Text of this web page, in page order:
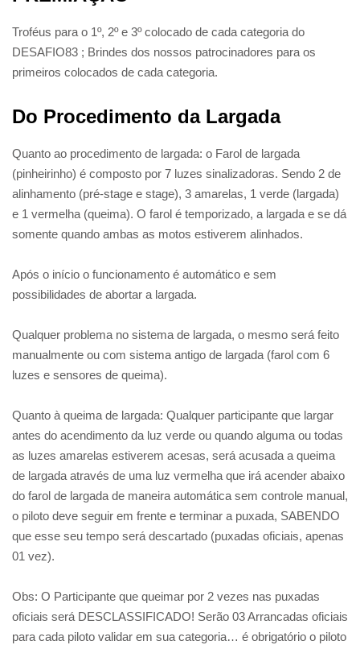
Troféus para o 1º, 2º e 3º colocado de cada categoria do
DESAFIO83 ; Brindes dos nossos patrocinadores para os
primeiros colocados de cada categoria.
Do Procedimento da Largada
Quanto ao procedimento de largada: o Farol de largada
(pinheirinho) é composto por 7 luzes sinalizadoras. Sendo 2 de
alinhamento (pré-stage e stage), 3 amarelas, 1 verde (largada)
e 1 vermelha (queima). O farol é temporizado, a largada e se dá
somente quando ambas as motos estiverem alinhados.
Após o início o funcionamento é automático e sem
possibilidades de abortar a largada.
Qualquer problema no sistema de largada, o mesmo será feito
manualmente ou com sistema antigo de largada (farol com 6
luzes e sensores de queima).
Quanto à queima de largada: Qualquer participante que largar
antes do acendimento da luz verde ou quando alguma ou todas
as luzes amarelas estiverem acesas, será acusada a queima
de largada através de uma luz vermelha que irá acender abaixo
do farol de largada de maneira automática sem controle manual,
o piloto deve seguir em frente e terminar a puxada, SABENDO
que esse seu tempo será descartado (puxadas oficiais, apenas
01 vez).
Obs: O Participante que queimar por 2 vezes nas puxadas
oficiais será DESCLASSIFICADO! Serão 03 Arrancadas oficiais
para cada piloto validar em sua categoria… é obrigatório o piloto